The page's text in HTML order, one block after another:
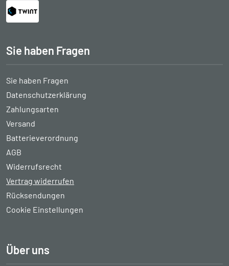
Sie haben Fragen
Sie haben Fragen
Datenschutzerklärung
Zahlungsarten
Versand
Batterieverordnung
AGB
Widerrufsrecht
Vertrag widerrufen
Rücksendungen
Cookie Einstellungen
Über uns